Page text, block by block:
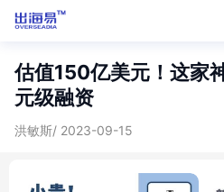
估值150亿美元！这家
元级融资
洪敏斯/ 2023-09-15